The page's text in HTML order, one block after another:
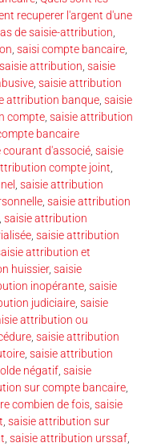
recuperer l'argent d'une
de saisie-attribution
saisi compte bancaire
saisie attribution saisie
saisie attribution
attribution banque saisie
compte saisie attribution
bancaire
d'associé saisie
compte joint
saisie attribution
saisie attribution
saisie attribution
saisie attribution
attribution et
huissier, saisie
inopérante saisie
judiciaire saisie
attribution ou
saisie attribution
saisie attribution
négatif saisie
sur compte bancaire
combien de fois saisie
saisie attribution sur
saisie attribution urssaf